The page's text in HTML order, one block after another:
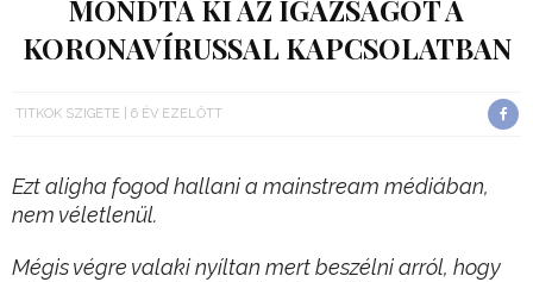
MONDTA KI AZ IGAZSÁGOT A
KORONAVÍRUSSAL KAPCSOLATBAN
TITKOK SZIGETE 6 ÉV EZELŐTT
Ezt aligha fogod hallani a mainstream médiában,
nem véletlenül.
Mégis végre valaki nyíltan mert beszélni arról, hogy